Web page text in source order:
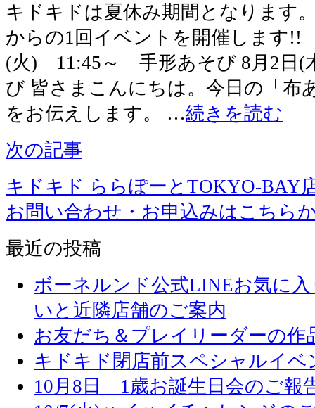
キドキドは夏休み期間となります
からの1回イベントを開催します!!
(火) 11:45～ 手形あそび 8月2日(
び 皆さまこんにちは。今日の「布
をお伝えします。 …続きを読む
次の記事
キドキド ららぽーとTOKYO-BAY
お問い合わせ・お申込みはこちら
最近の投稿
ボーネルンド公式LINEお気に
いと近隣店舗のご案内
お友だち＆プレイリーダーの作
キドキド閉店前スペシャルイベ
10月8日 1歳お誕生日会のご報